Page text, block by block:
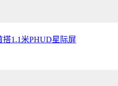
1.1米PHUD星际屏